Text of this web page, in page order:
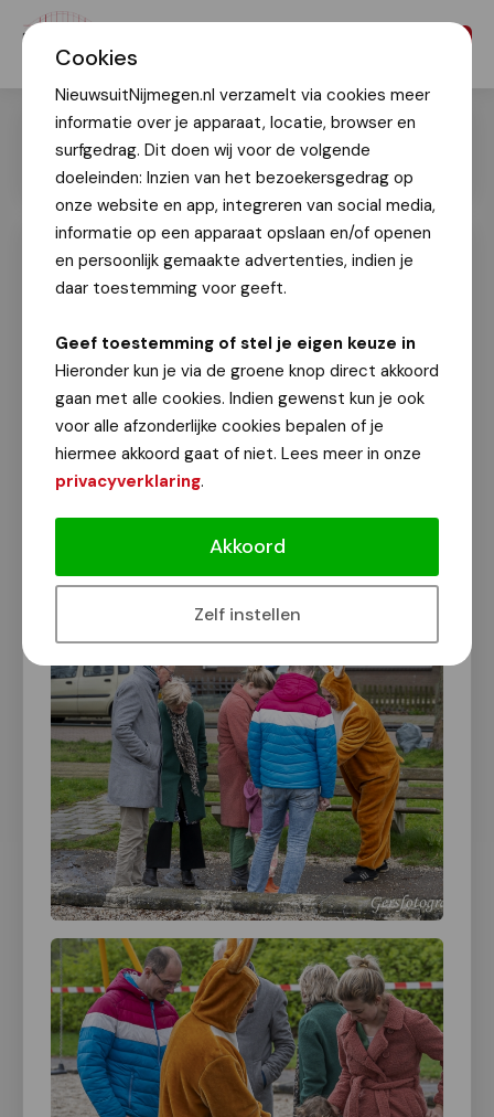
Cookies
NieuwsuitNijmegen.nl verzamelt via cookies meer
informatie over je apparaat, locatie, browser en
surfgedrag. Dit doen wij voor de volgende
doeleinden: Inzien van het bezoekersgedrag op
onze website en app, integreren van social media,
informatie op een apparaat opslaan en/of openen
en persoonlijk gemaakte advertenties, indien je
daar toestemming voor geeft.
Geef toestemming of stel je eigen keuze in
Hieronder kun je via de groene knop direct akkoord
gaan met alle cookies. Indien gewenst kun je ook
voor alle afzonderlijke cookies bepalen of je
hiermee akkoord gaat of niet. Lees meer in onze
privacyverklaring.
Akkoord
Zelf instellen
De Paashaas was vanmiddag in het
Westerpark in Nijmegen-West!
Er werden genoeg eieren gevonden en uitgedeeld,
en je kon ook nog prijzen winnen met het bronzen
ei, het zilveren ei - en natuurlijk ook het gouden ei!
De aanwezige kinderen waren dol enthousiast!
Klik op een foto voor vergrote weergave